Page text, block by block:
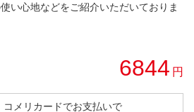
い心地などをご紹介いただいておりま
6844 円
コメリカードでお支払いで